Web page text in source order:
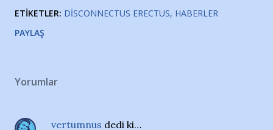
ETIKETLER: DISCONNECTUS ERECTUS HABERLER
PAYLAŞ
Yorumlar
vertumnus dedi ki…